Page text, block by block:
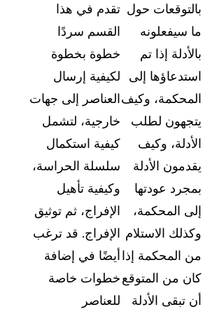
بالتوقعات حول
ما سيفعلونه
بالأدلة إذا تم
استدعاؤها إلى
المحكمة، وكيف
يتجهون لطلب
الأدلة، وكيف
يقدمون الأدلة
بمجرد عودتها
إلى المحكمة،
وكذلك الاستلام
من المحكمة إذا
كان من المتوقع
أن تبقى الأدلة
تقدم في هذا
القسم سردًا
خطوة بخطوة
لكيفية إرسال
العناصر إلى جهات
خارجية، لتشمل
كيفية استكمال
سلسلة الحراسة،
وكيفية تأهيل
الإفراج، ثم توثيق
الإفراج. قد ترغب
أيضًا في إضافة
خطوات خاصة
للعناصر